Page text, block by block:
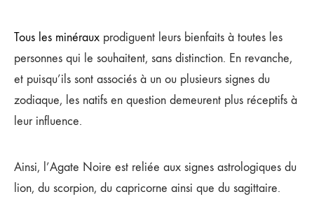
Tous les minéraux prodiguent leurs bienfaits à toutes les
personnes qui le souhaitent, sans distinction. En revanche,
et puisqu’ils sont associés à un ou plusieurs signes du
zodiaque, les natifs en question demeurent plus réceptifs à
leur influence.
Ainsi, l’Agate Noire est reliée aux signes astrologiques du
lion, du scorpion, du capricorne ainsi que du sagittaire.